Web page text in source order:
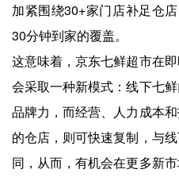
加紧围绕30+家门店补足仓
30分钟到家的覆盖。
这意味着，京东七鲜超市在
会采取一种新模式：线下七
品牌力，而经营、人力成本
的仓店，则可快速复制，与
同，从而，有机会在更多新